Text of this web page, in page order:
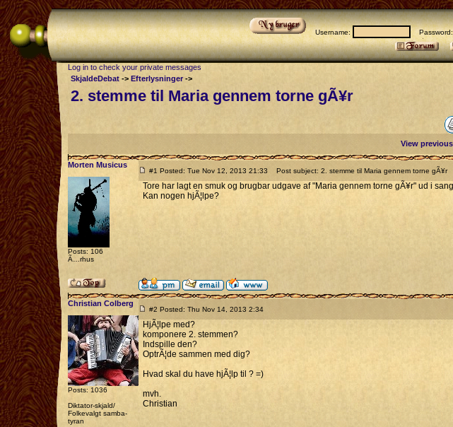
Username: Password:
Log in to check your private messages
SkjaldeDebat -> Efterlysninger->
2. stemme til Maria gennem torne gÃ¥r
View
Morten Musicus
Posts: 106
Ã…rhus
#1 Posted: Tue Nov 12, 2013 21:33 Post subject: 2. stemme til Maria gennem torne gÃ¥r
Tore har lagt en smuk og brugbar udgave af "Maria gennem torne gÃ¥r" ud i
Kan nogen hjÃ¦lpe?
Christian Colberg
Posts: 1036
Diktator-skjald/
Folkevalgt samba-
tyran
#2 Posted: Thu Nov 14, 2013 2:34
HjÃ¦lpe med?
komponere 2. stemmen?
Indspille den?
OptrÃ¦de sammen med dig?
Hvad skal du have hjÃ¦lp til ? =)
mvh.
Christian